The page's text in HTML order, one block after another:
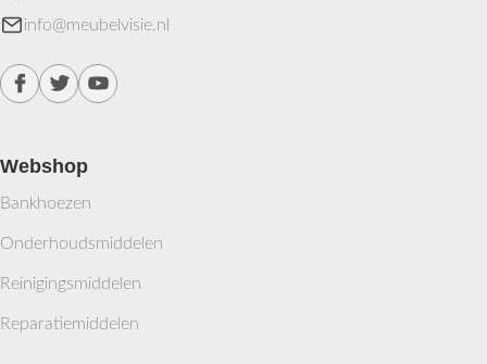
info@meubelvisie.nl
Webshop
Bankhoezen
Onderhoudsmiddelen
Reinigingsmiddelen
Reparatiemiddelen